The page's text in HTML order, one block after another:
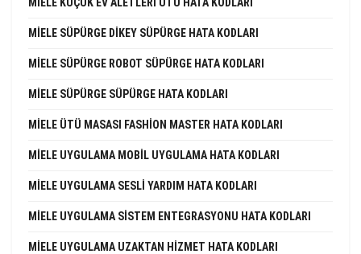
MIELE SÜPÜRGE DIKEY SÜPÜRGE HATA KODLARI
MIELE SÜPÜRGE ROBOT SÜPÜRGE HATA KODLARI
MIELE SÜPÜRGE SÜPÜRGE HATA KODLARI
MIELE ÜTÜ MASASI FASHION MASTER HATA KODLARI
MIELE UYGULAMA MOBIL UYGULAMA HATA KODLARI
MIELE UYGULAMA SESLI YARDIM HATA KODLARI
MIELE UYGULAMA SISTEM ENTEGRASYONU HATA KODLARI
MIELE UYGULAMA UZAKTAN HIZMET HATA KODLARI